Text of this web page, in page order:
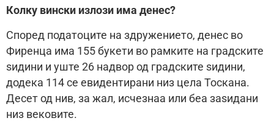
Колку вински излози има денес?
Според податоците на здружението, денес во
Фиренца има 155 букети во рамките на градските
ѕидини и уште 26 надвор од градските ѕидини,
додека 114 се евидентирани низ цела Тоскана.
Десет од нив, за жал, исчезнаа или беа заѕидани
низ вековите.